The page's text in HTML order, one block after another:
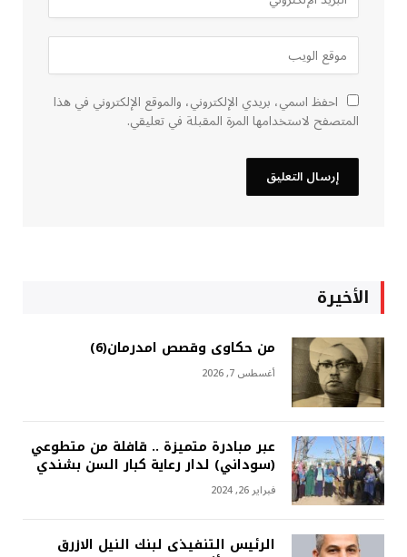
احفظ اسمي، بريدي الإلكتروني، والموقع الإلكتروني في هذا
المتصفح لاستخدامها المرة المقبلة في تعليقي.
الأخيرة
من حكاوى وقصص امدرمان(6)
أغسطس 7, 2026
عبر مبادرة متميزة .. قافلة من متطوعي
(سوداني) لدار رعاية كبار السن بشندي
فبراير 26, 2024
الرئيس التنفيذى لبنك النيل الازرق